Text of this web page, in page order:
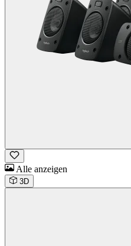
Alle anzeigen
3D